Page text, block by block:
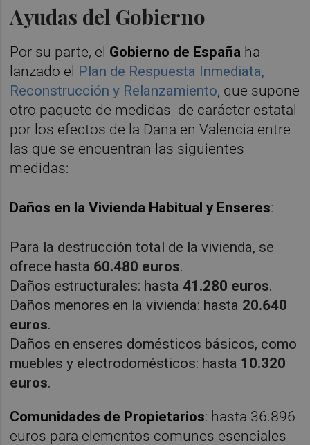
Ayudas del Gobierno
Por su parte, el Gobierno de España ha
lanzado el Plan de Respuesta Inmediata,
Reconstrucción y Relanzamiento, que supone
otro paquete de medidas de carácter estatal
por los efectos de la Dana en Valencia entre
las que se encuentran las siguientes
medidas:
Daños en la Vivienda Habitual y Enseres:
Para la destrucción total de la vivienda, se
ofrece hasta 60.480 euros.
Daños estructurales: hasta 41.280 euros.
Daños menores en la vivienda: hasta 20.640
euros.
Daños en enseres domésticos básicos, como
muebles y electrodomésticos: hasta 10.320
euros.
Comunidades de Propietarios: hasta 36.896
euros para elementos comunes esenciales